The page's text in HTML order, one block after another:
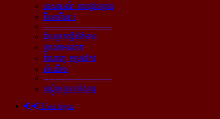
ទេសចរណ៍ ការផ្សងព្រេង
ពីនេះពីនោះ
----------------------------
ជ័យគ្រតធ្វើព័ត៌មាន
ប្រលោមលោក
កំណាព្យ កម្រងកែវ
សំណើច
----------------------------
បណ្ដុំអត្ថបទកំសាន្ដ
User login